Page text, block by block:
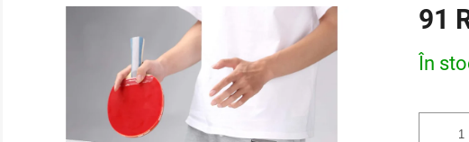
91
Evaluare
preţ:
În